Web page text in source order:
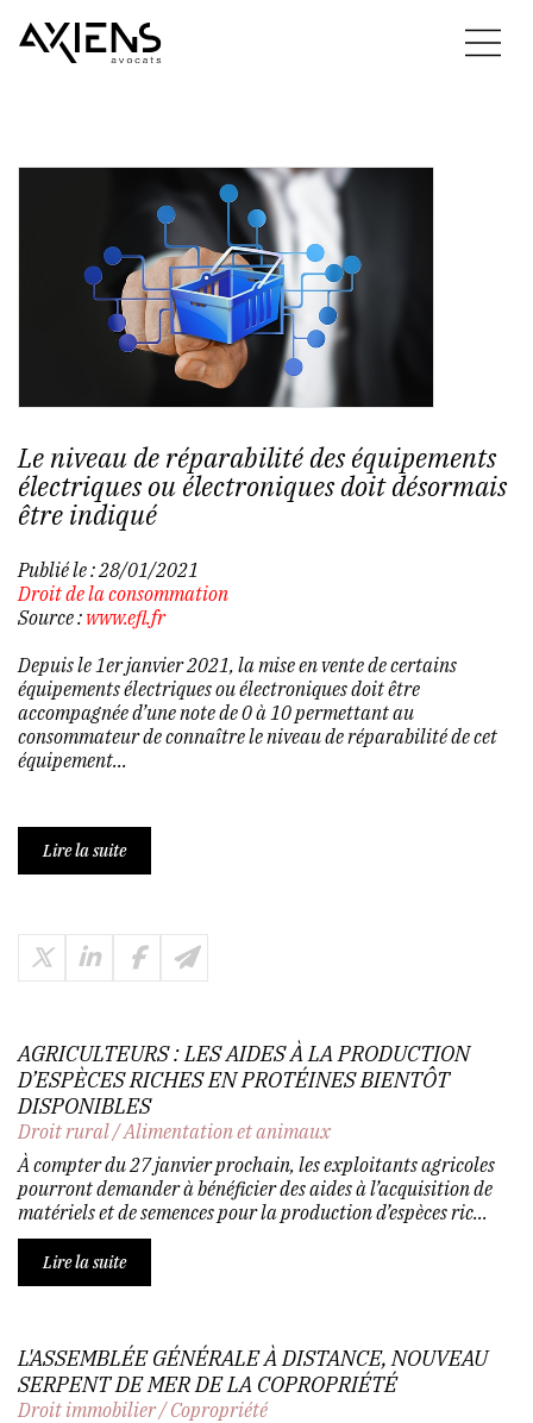
Le niveau de réparabilité des équipements
électriques ou électroniques doit désormais
être indiqué
Publié le :28/01/2021
Droit de la consommation
Source : www.efl.fr
Depuis le 1er janvier 2021, la mise en vente de certains
équipements électriques ou électroniques doit être
accompagnée d’une note de 0 à 10 permettant au
consommateur de connaître le niveau de réparabilité de cet
équipement...
Lire la suite
AGRICULTEURS : LES AIDES À LA PRODUCTION
D’ESPÈCES RICHES EN PROTÉINES BIENTÔT
DISPONIBLES
Droit rural/Alimentation et animaux
À compter du 27 janvier prochain, les exploitants agricoles
pourront demander à bénéficier des aides à l’acquisition de
matériels et de semences pour la production d’espèces ric...
Lire la suite
L'ASSEMBLÉE GÉNÉRALE À DISTANCE, NOUVEAU
SERPENT DE MER DE LA COPROPRIÉTÉ
Droit immobilier/Copropriété